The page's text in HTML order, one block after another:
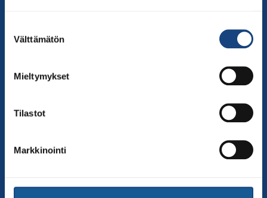
valinta
Välttämätön
Mieltymykset
Tilastot
Markkinointi